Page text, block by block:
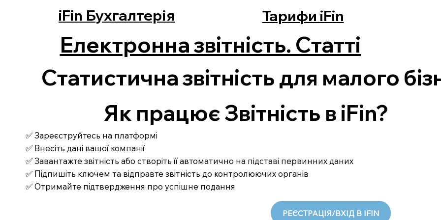
iFin Бухгалтерія Тарифи iFin
Електронна звітність. Статті
Статистична звітність для малого
Як працює Звітність в iFin?
✅ Зареєструйтесь на платформі
✅ Внесіть дані вашої компанії
✅ Завантажте звітність або створіть її автоматично на підставі первинних даних
✅ Підпишіть ключем та відправте звітність до контролюючих органів
✅ Отримайте підтвердження про успішне подання
РЕЄСТРАЦІЯ/ВХІД В IFIN